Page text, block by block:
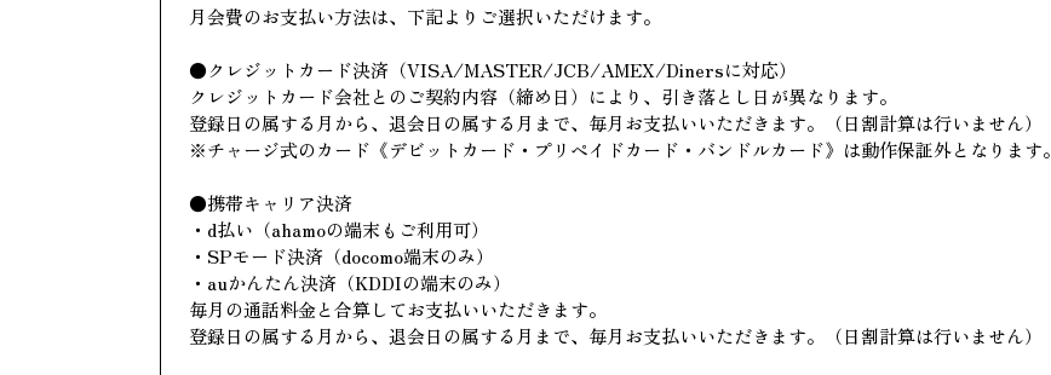
月会費のお支払い方法は、下記よりご選択いただけます。
●クレジットカード決済（VISA/MASTER/JCB/AMEX/Dinersに対応）
クレジットカード会社とのご契約内容（締め日）により、引き落とし日が異なります。
登録日の属する月から、退会日の属する月まで、毎月お支払いいただきます。（日割計算は行いません）
※チャージ式のカード《デビットカード・プリペイドカード・バンドルカード》は動作保証外となります。
●携帯キャリア決済
・d払い（ahamoの端末もご利用可）
・SPモード決済（docomo端末のみ）
・auかんたん決済（KDDIの端末のみ）
毎月の通話料金と合算してお支払いいただきます。
登録日の属する月から、退会日の属する月まで、毎月お支払いいただきます。（日割計算は行いません）